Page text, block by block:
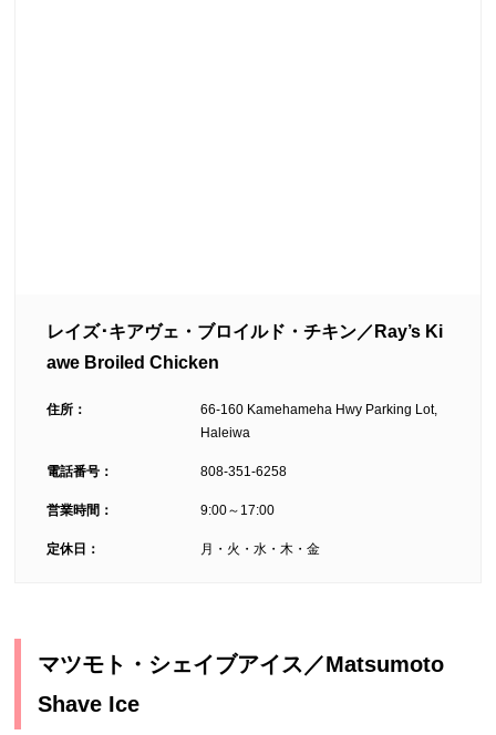
レイズ･キアヴェ・ブロイルド・チキン／Ray’s Ki
awe Broiled Chicken
住所：
66-160 Kamehameha Hwy Parking Lot,
Haleiwa
電話番号： 808-351-6258
営業時間： 9:00～17:00
定休日： 月・火・水・木・金
マツモト・シェイブアイス／Matsumoto
Shave Ice